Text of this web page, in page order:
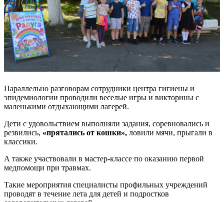
Параллельно разговорам сотрудники центра гигиены и
эпидемиологии проводили веселые игры и викторины с
маленькими отдыхающими лагерей.
Дети с удовольствием выполняли задания, соревновались и
резвились, «прятались от кошки», ловили мячи, прыгали в
классики.
А также участвовали в мастер-классе по оказанию первой
медпомощи при травмах.
Такие мероприятия специалисты профильных учреждений
проводят в течение лета для детей и подростков